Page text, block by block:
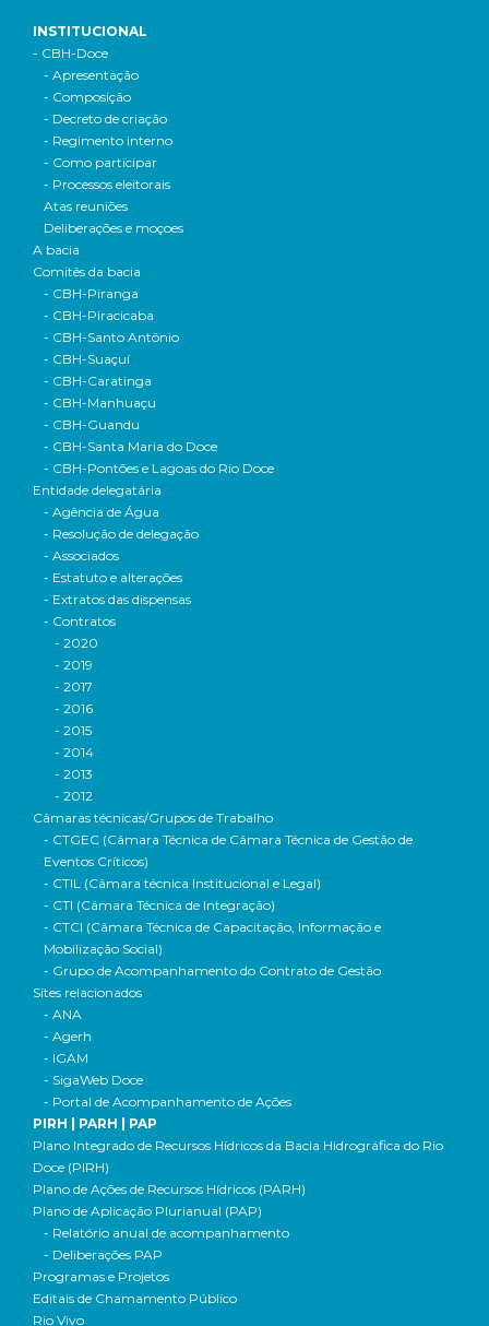
INSTITUCIONAL
- CBH-Doce
- Apresentação
- Composição
- Decreto de criação
- Regimento interno
- Como participar
- Processos eleitorais
Atas reuniões
Deliberações e moçoes
A bacia
Comitês da bacia
- CBH-Piranga
- CBH-Piracicaba
- CBH-Santo Antônio
- CBH-Suaçuí
- CBH-Caratinga
- CBH-Manhuaçu
- CBH-Guandu
- CBH-Santa Maria do Doce
- CBH-Pontões e Lagoas do Rio Doce
Entidade delegatária
- Agência de Água
- Resolução de delegação
- Associados
- Estatuto e alterações
- Extratos das dispensas
- Contratos
- 2020
- 2019
- 2017
- 2016
- 2015
- 2014
- 2013
- 2012
Câmaras técnicas/Grupos de Trabalho
- CTGEC (Câmara Técnica de Câmara Técnica de Gestão de
Eventos Críticos)
- CTIL (Câmara técnica Institucional e Legal)
- CTI (Câmara Técnica de Integração)
- CTCI (Câmara Técnica de Capacitação, Informação e
Mobilização Social)
- Grupo de Acompanhamento do Contrato de Gestão
Sites relacionados
- ANA
- Agerh
- IGAM
- SigaWeb Doce
- Portal de Acompanhamento de Ações
PIRH | PARH | PAP
Plano Integrado de Recursos Hídricos da Bacia Hidrográfica do Rio
Doce (PIRH)
Plano de Ações de Recursos Hídricos (PARH)
Plano de Aplicação Plurianual (PAP)
- Relatório anual de acompanhamento
- Deliberações PAP
Programas e Projetos
Editais de Chamamento Público
Rio Vivo